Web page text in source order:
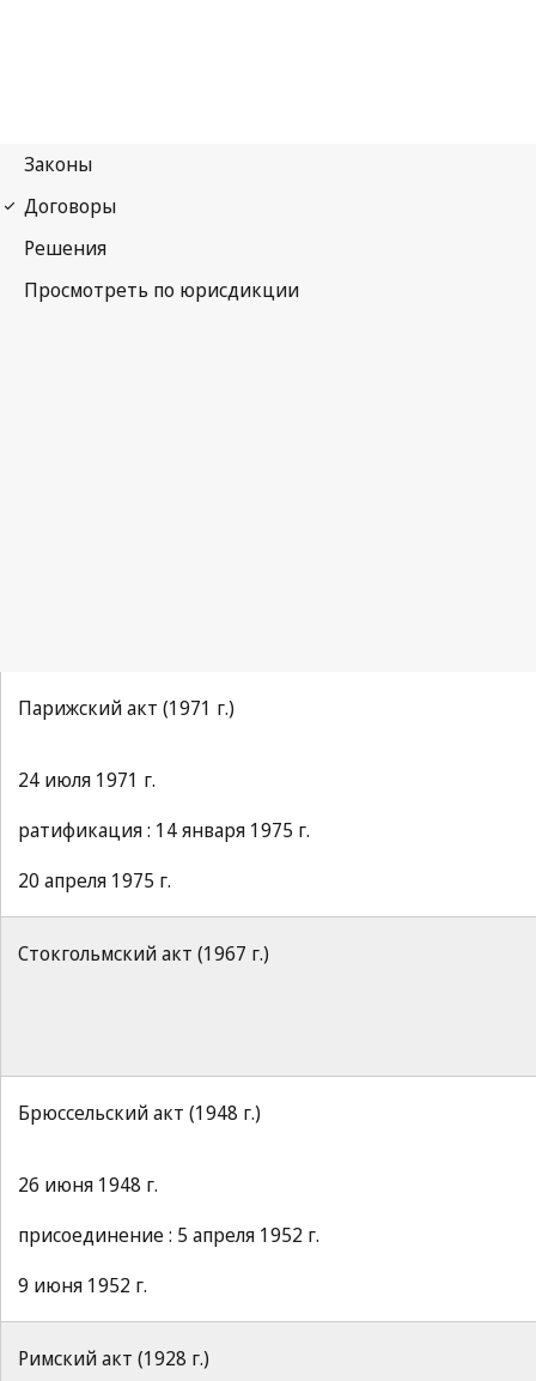
Парижский акт (1971 г.)
24 июля 1971 г.
ратификация : 14 января 1975 г.
20 апреля 1975 г.
Стокгольмский акт (1967 г.)
Брюссельский акт (1948 г.)
26 июня 1948 г.
присоединение : 5 апреля 1952 г.
9 июня 1952 г.
Римский акт (1928 г.)